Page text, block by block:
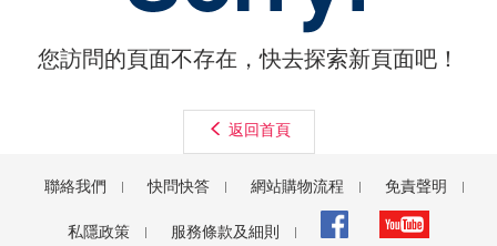
您訪問的頁面不存在，快去探索新頁面吧！
返回首頁
聯絡我們 快問快答 網站購物流程 免責聲明
私隱政策
服務條款及細則